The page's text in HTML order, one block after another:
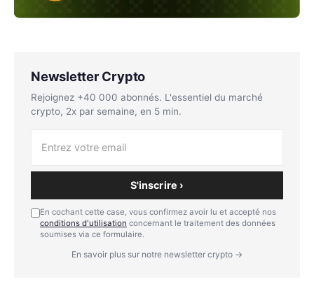
Newsletter Crypto
Rejoignez +40 000 abonnés. L'essentiel du marché
crypto, 2x par semaine, en 5 min.
S'inscrire ›
En cochant cette case, vous confirmez avoir lu et accepté nos
conditions d'utilisation concernant le traitement des données
soumises via ce formulaire.
En savoir plus sur notre newsletter crypto →